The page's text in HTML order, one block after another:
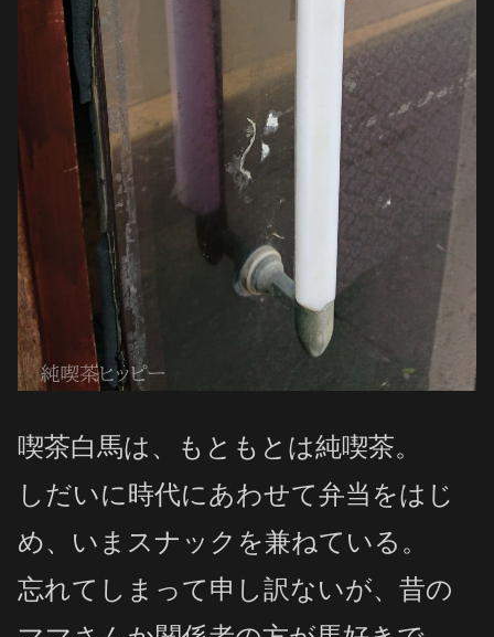
喫茶白馬は、もともとは純喫茶。
しだいに時代にあわせて弁当をはじ
め、いまスナックを兼ねている。
忘れてしまって申し訳ないが、昔の